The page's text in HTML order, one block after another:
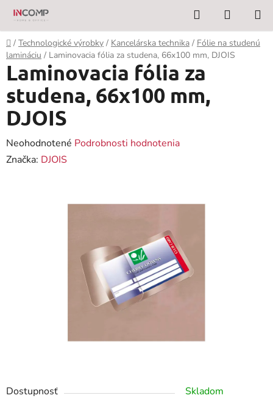
Prejsť
obsah
Hľadať
KOŠÍK
Domov
/ Technologické výrobky / Kancelárska technika / Fólie na studenú
lamináciu / Laminovacia fólia za studena, 66x100 mm, DJOIS
Dostupnosť
Skladom
Laminovacia fólia za
studena, 66x100 mm,
DJOIS
Priemerné
hodnotenie
Neohodnotené Podrobnosti hodnotenia
Značka: DJOIS